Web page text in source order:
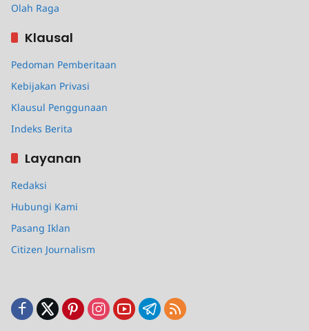
Olah Raga
Klausal
Pedoman Pemberitaan
Kebijakan Privasi
Klausul Penggunaan
Indeks Berita
Layanan
Redaksi
Hubungi Kami
Pasang Iklan
Citizen Journalism